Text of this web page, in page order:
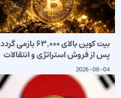
بیت کوین بالای ۶۳٬۰۰۰ بازمی گردد
پس از فروش استراتژی و انتقالات
2026-08-04